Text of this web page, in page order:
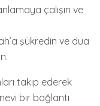
çalışın ve
şükredin ve dua
takip ederek
bir bağlantı